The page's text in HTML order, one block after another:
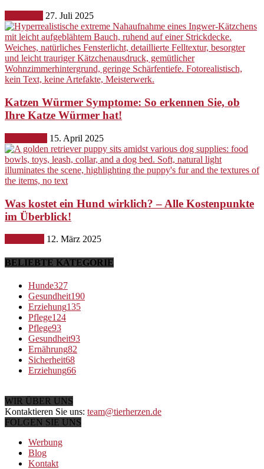
27. Juli 2025
Katzen Würmer Symptome: So erkennen Sie, ob
Ihre Katze Würmer hat!
15. April 2025
Was kostet ein Hund wirklich? – Alle Kostenpunkte
im Überblick!
12. März 2025
BELIEBTE KATEGORIE
Hunde327
Gesundheit190
Erziehung135
Pflege124
Pflege93
Gesundheit93
Ernährung82
Sicherheit68
Erziehung66
WIR ÜBER UNS
Kontaktieren Sie uns: team@tierherzen.de
FOLGEN SIE UNS
Werbung
Blog
Kontakt